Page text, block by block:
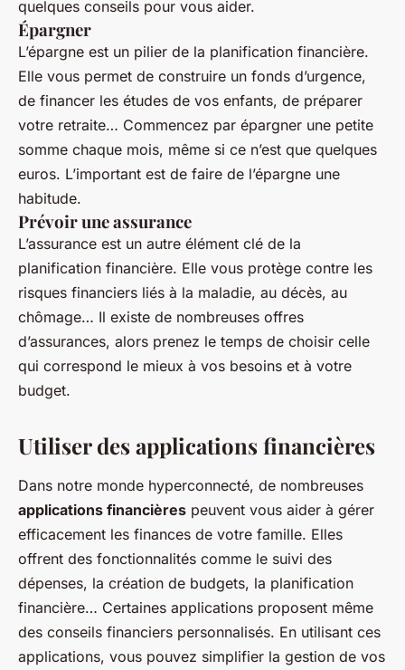
quelques conseils pour vous aider.
Épargner
L’épargne est un pilier de la planification financière.
Elle vous permet de construire un fonds d’urgence,
de financer les études de vos enfants, de préparer
votre retraite… Commencez par épargner une petite
somme chaque mois, même si ce n’est que quelques
euros. L’important est de faire de l’épargne une
habitude.
Prévoir une assurance
L’assurance est un autre élément clé de la
planification financière. Elle vous protège contre les
risques financiers liés à la maladie, au décès, au
chômage… Il existe de nombreuses offres
d’assurances, alors prenez le temps de choisir celle
qui correspond le mieux à vos besoins et à votre
budget.
Utiliser des applications financières
Dans notre monde hyperconnecté, de nombreuses
applications financières peuvent vous aider à gérer
efficacement les finances de votre famille. Elles
offrent des fonctionnalités comme le suivi des
dépenses, la création de budgets, la planification
financière… Certaines applications proposent même
des conseils financiers personnalisés. En utilisant ces
applications, vous pouvez simplifier la gestion de vos